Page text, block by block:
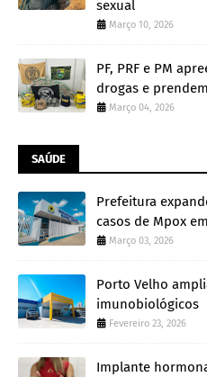
sexual
Março 10, 2026
PF, PRF e PM
drogas e
Março 04, 2026
SAÚDE
Prefeitura
casos de Mpox
Março 03, 2026
Porto Velho
imunobiológicos
Fevereiro 23, 2026
Implante